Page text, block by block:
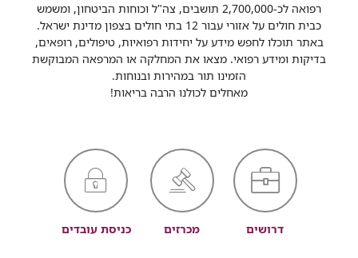
רפואה לכ-2,700,000 תושבים, צה"ל וכוחות הביטחון, ומשמש
כבית חולים על אזורי עבור 12 בתי חולים בצפון מדינת ישראל.
באתר תוכלו לחפש מידע על יחידות רפואיות, טיפולים, רופאים,
בדיקות ומידע רפואי. מצאו את המחלקה או המרפאה המבוקשת
הזמינו תור במהירות ובנוחות.
מאחלים לכולנו הרבה בריאות!
דרושים מכרזים כניסת עובדים